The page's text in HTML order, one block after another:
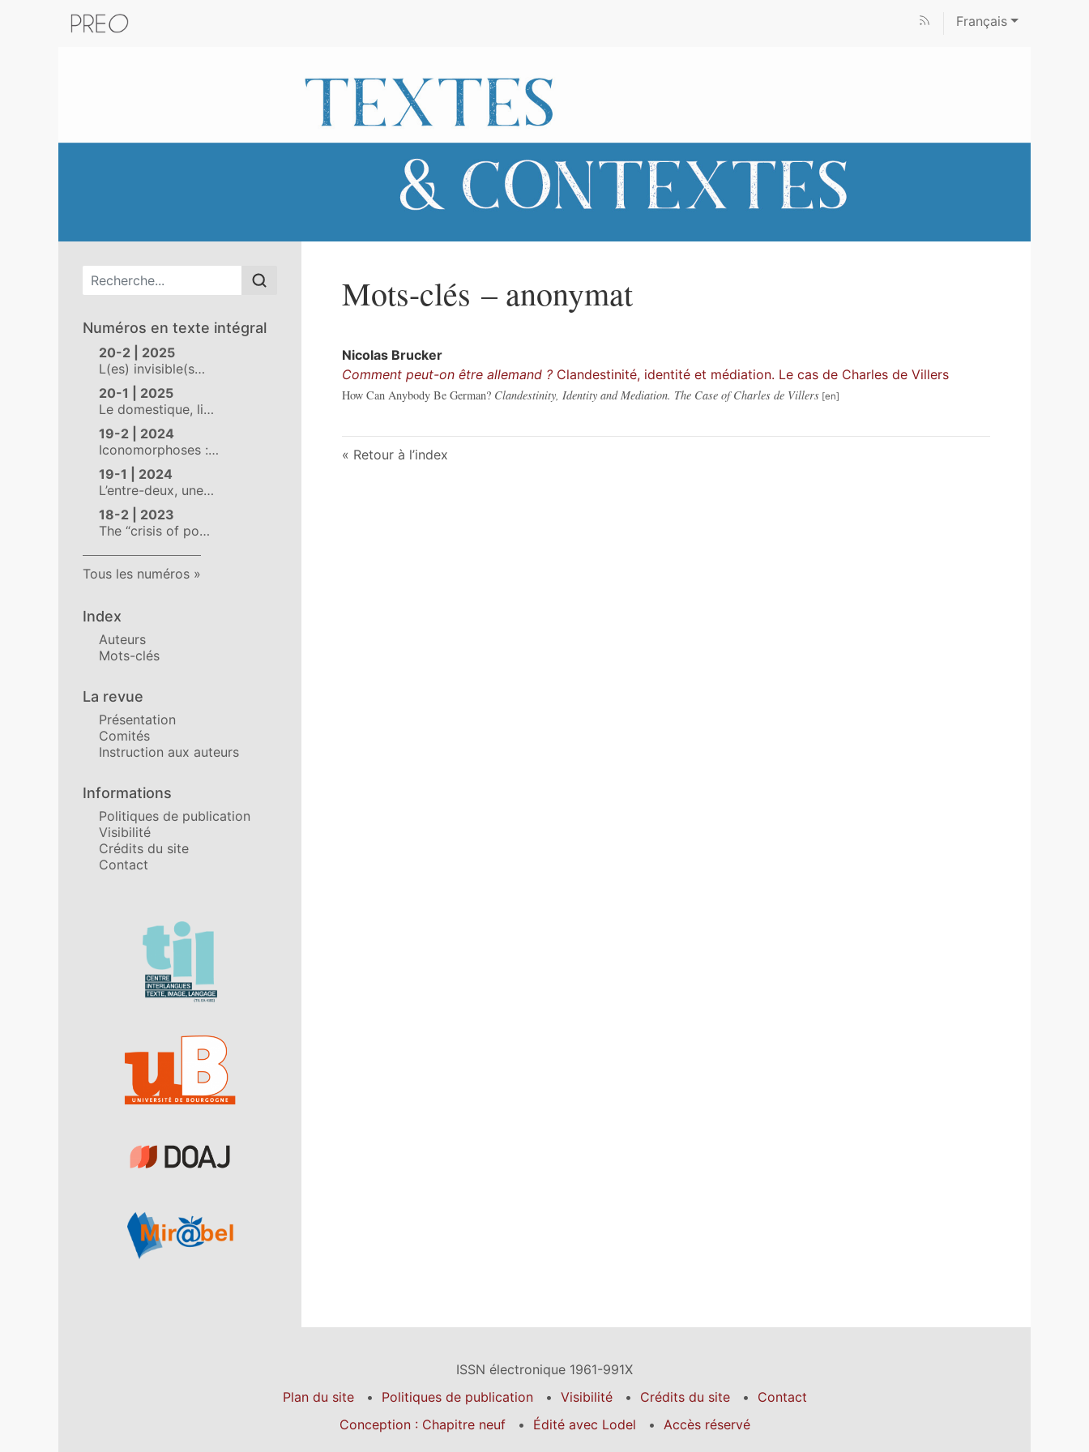
Français
Menu principal
Numéros en texte intégral
20-2 | 2025
L(es) invisible(s…
20-1 | 2025
Le domestique, li…
19-2 | 2024
Iconomorphoses :…
19-1 | 2024
L’entre-deux, une…
18-2 | 2023
The “crisis of po…
Tous les numéros
Index
Auteurs
Mots-clés
La revue
Présentation
Comités
Instruction aux auteurs
Informations
Politiques de publication
Visibilité
Crédits du site
Contact
Affiliations/partenaires
Mots-clés – anonymat
Nicolas Brucker
Comment peut-on être allemand ? Clandestinité, identité et médiation. Le cas de Charles de Villers
How Can Anybody Be German? Clandestinity, Identity and Mediation. The Case of Charles de Villers
Retour à l’index
ISSN électronique 1961-991X
Plan du site
Politiques de publication Visibilité Crédits du site
Contact
Conception : Chapitre neuf
Édité avec Lodel Accès réservé